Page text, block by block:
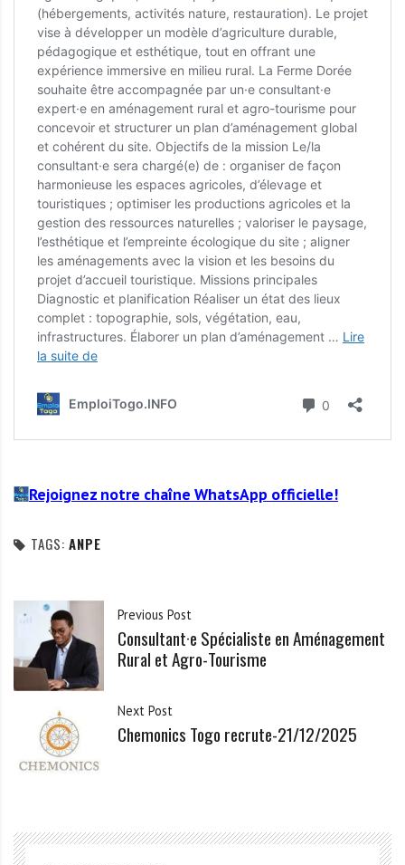
Rejoignez notre chaîne WhatsApp officielle!
TAGS: ANPE
Previous Post
Consultant·e Spécialiste en Aménagement
Rural et Agro-Tourisme
Next Post
Chemonics Togo recrute-21/12/2025